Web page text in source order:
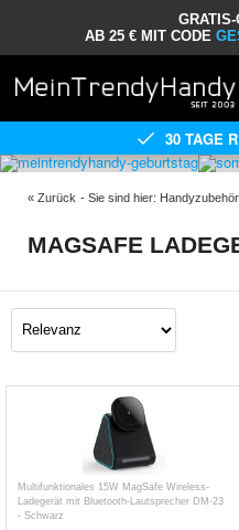
AB 25 € MIT CODE
30 TAGE
« Zurück - Sie sind hier: Handyzubehör
MAGSAFE
Multifunktionales 15W MagSafe Wireless-
Ladegerät mit Bluetooth-Lautsprecher DM-23
- Schwarz